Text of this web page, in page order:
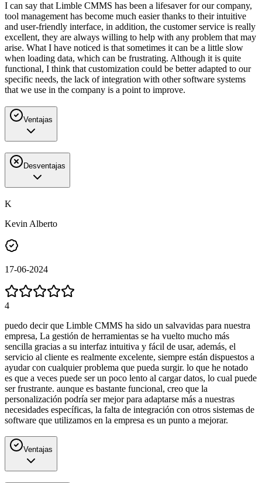
I can say that Limble CMMS has been a lifesaver for our company,
tool management has become much easier thanks to their intuitive
and user-friendly interface, in addition, the customer service is really
excellent, they are always willing to help with any problem that may
arise. What I have noticed is that sometimes it can be a little slow
when loading data, which can be frustrating. Although it is quite
functional, I think that customization could be better adapted to our
specific needs, the lack of integration with other software systems
that we use in the company is a point to improve.
Ventajas
Desventajas
K
Kevin Alberto
17-06-2024
4
puedo decir que Limble CMMS ha sido un salvavidas para nuestra
empresa, La gestión de herramientas se ha vuelto mucho más
sencilla gracias a su interfaz intuitiva y fácil de usar, además, el
servicio al cliente es realmente excelente, siempre están dispuestos a
ayudar con cualquier problema que pueda surgir. lo que he notado
es que a veces puede ser un poco lento al cargar datos, lo cual puede
ser frustrante. aunque es bastante funcional, creo que la
personalización podría ser mejor para adaptarse más a nuestras
necesidades específicas, la falta de integración con otros sistemas de
software que utilizamos en la empresa es un punto a mejorar.
Ventajas